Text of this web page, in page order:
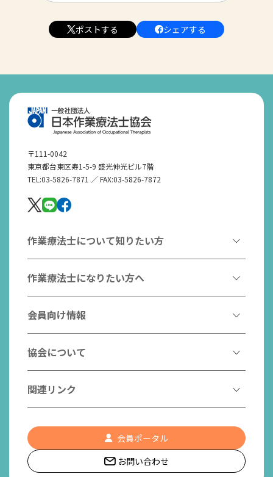
ポストする シェアする
〒111-0042
東京都台東区寿1-5-9 盛光伸光ビル7階
TEL:03-5826-7871 ／ FAX:03-5826-7872
作業療法士について知りたい方
作業療法とは
作業療法士とは
はたらく作業療法士
作業療法士のスゴ技
作業療法士の支援を受ける
チームの中で活躍する作業療法士
認知症の方への作業療法
作業療法士になりたい方へ
作業療法士になるには
作業療法士として活躍する先輩
こんなところで活躍！作業療法士
作業療法士養成校一覧
入会案内
会員向け情報
協会からのお知らせ
研修会一覧
日本作業療法学会
協会について
会長挨拶
社員名簿
組織図
作業療法の定義
関連リンク
都道府県作業療法士会
作業療法士養成校一覧
会員ポータル
お問い合わせ